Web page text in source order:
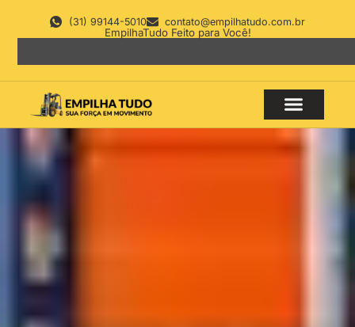
(31) 99144-5010 contato@empilhatudo.com.br
EmpilhaTudo Feito para Você!